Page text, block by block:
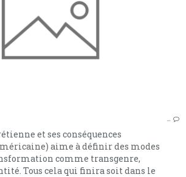
et ses conséquences
aime à définir des modes
comme transgenre,
Tous cela qui finira soit dans le